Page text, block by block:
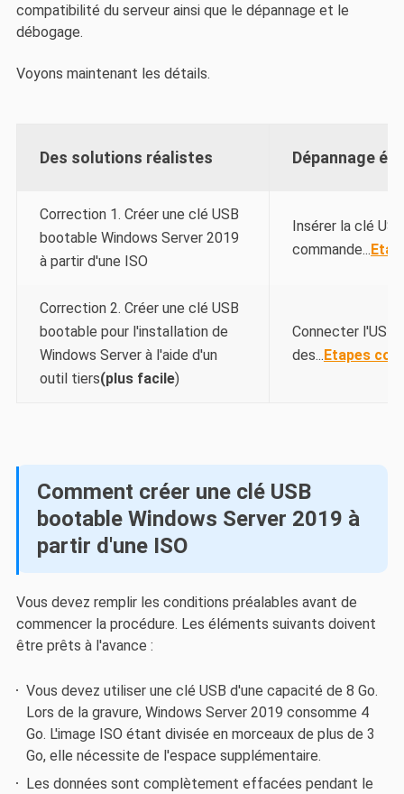
compatibilité du serveur ainsi que le dépannage et le
débogage.
Voyons maintenant les détails.
Des solutions réalistes Dépannage
Correction 1. Créer une clé USB
bootable Windows Server 2019
à partir d'une ISO
Insérer la clé
commande...
Correction 2. Créer une clé USB
bootable pour l'installation de
Windows Server à l'aide d'un
outil tiers(plus facile)
Connecter l'USB
des...Etapes
Comment créer une clé USB
bootable Windows Server 2019 à
partir d'une ISO
Vous devez remplir les conditions préalables avant de
commencer la procédure. Les éléments suivants doivent
être prêts à l'avance :
Vous devez utiliser une clé USB d'une capacité de 8 Go.
Lors de la gravure, Windows Server 2019 consomme 4
Go. L'image ISO étant divisée en morceaux de plus de 3
Go, elle nécessite de l'espace supplémentaire.
Les données sont complètement effacées pendant le